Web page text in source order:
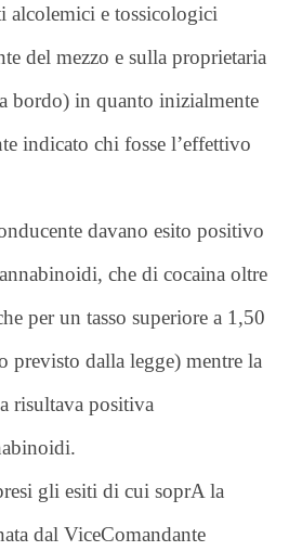
alcolemici e tossicologici
del mezzo e sulla proprietaria
bordo) in quanto inizialmente
indicato chi fosse l’effettivo
davano esito positivo
che di cocaina oltre
per un tasso superiore a 1,50
previsto dalla legge) mentre la
risultava positiva
gli esiti di cui soprA la
dal ViceComandante